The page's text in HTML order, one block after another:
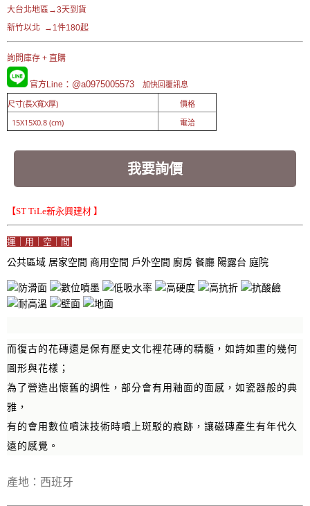
大台北地區→3天到貨
新竹以北 →1件180起
詢問庫存 + 直購
官方Line ：@a0975005573 加快回覆訊息
尺寸(長X寬X厚)
價格
15X15X0.8 (cm)
電洽
我要詢價
【ST TiLe新永興建材 】
運｜用｜空｜間
公共區域 居家空間 商用空間 戶外空間 廚房 餐廳 陽露台 庭院
而復古的花磚還是保有歷史文化裡花磚的精髓，如詩如畫的幾何
圖形與花樣；
為了營造出懷舊的調性，部分會有用釉面的面感，如瓷器般的典
雅，
有的會用數位噴沫技術時噴上斑駁的痕跡，讓磁磚產生有年代久
遠的感覺。
產地：西班牙